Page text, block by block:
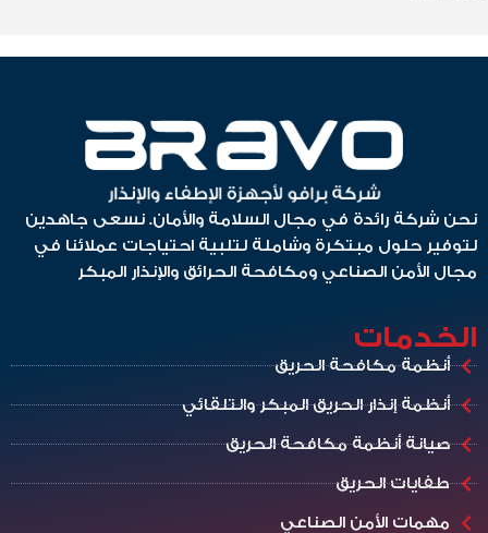
نحن شركة رائدة في مجال السلامة والأمان. نسعى جاهدين
لتوفير حلول مبتكرة وشاملة لتلبية احتياجات عملائنا في
مجال الأمن الصناعي ومكافحة الحرائق والإنذار المبكر
الخدمات
أنظمة مكافحة الحريق
أنظمة إنذار الحريق المبكر والتلقائي
صيانة أنظمة مكافحة الحريق
طفايات الحريق
مهمات الأمن الصناعي